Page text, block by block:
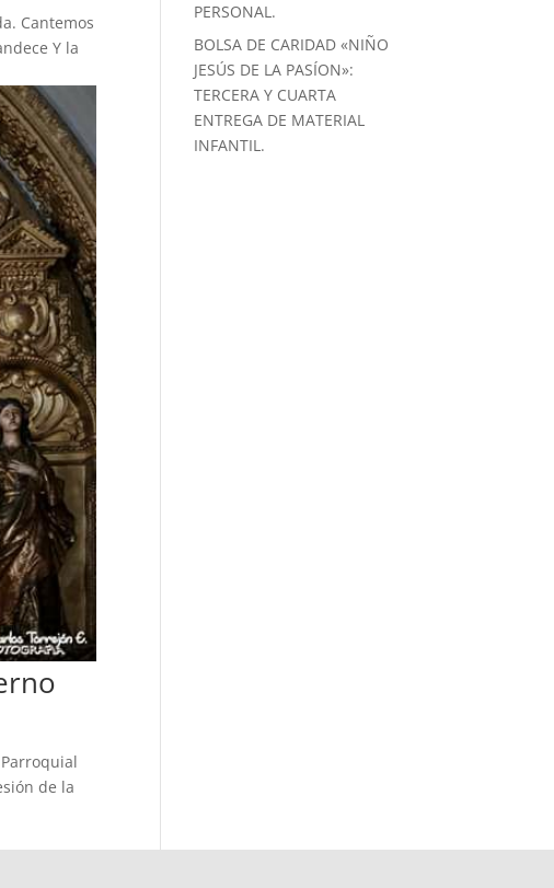
Cantemos
Y la
de la
PERSONAL.
BOLSA DE CARIDAD «NIÑO
JESÚS DE LA PASÍON»:
TERCERA Y CUARTA
ENTREGA DE MATERIAL
INFANTIL.